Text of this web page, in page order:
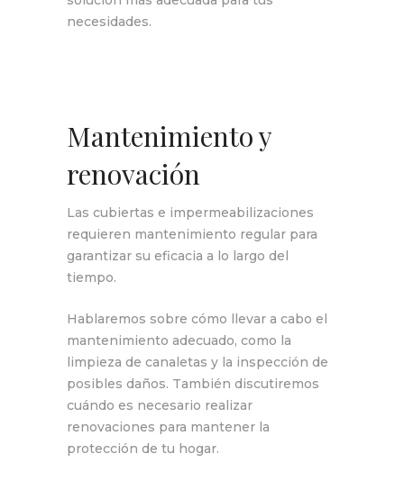
necesidades.
Mantenimiento y
renovación
Las cubiertas e impermeabilizaciones
requieren mantenimiento regular para
garantizar su eficacia a lo largo del
tiempo.
Hablaremos sobre cómo llevar a cabo el
mantenimiento adecuado, como la
limpieza de canaletas y la inspección de
posibles daños. También discutiremos
cuándo es necesario realizar
renovaciones para mantener la
protección de tu hogar.